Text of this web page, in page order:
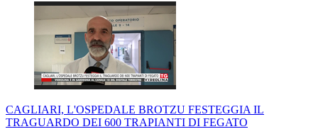
CAGLIARI, L'OSPEDALE BROTZU FESTEGGIA IL
TRAGUARDO DEI 600 TRAPIANTI DI FEGATO